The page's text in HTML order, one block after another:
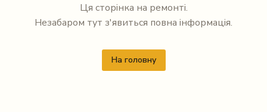
Ця сторінка на ремонті.
Незабаром тут з'явиться повна інформація.
На головну
Instagram